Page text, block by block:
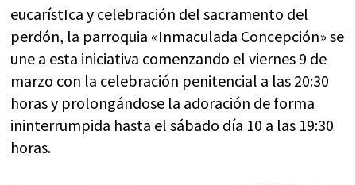
eucarístIca y celebración del sacramento del
perdón, la parroquia «Inmaculada Concepción» se
une a esta iniciativa comenzando el viernes 9 de
marzo con la celebración penitencial a las 20:30
horas y prolongándose la adoración de forma
ininterrumpida hasta el sábado día 10 a las 19:30
horas.